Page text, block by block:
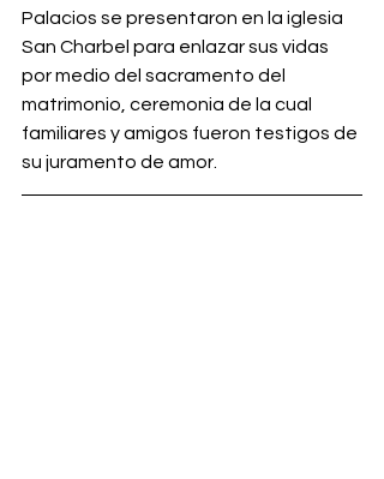
Palacios se presentaron en la iglesia
San Charbel para enlazar sus vidas
por medio del sacramento del
matrimonio, ceremonia de la cual
familiares y amigos fueron testigos de
su juramento de amor.